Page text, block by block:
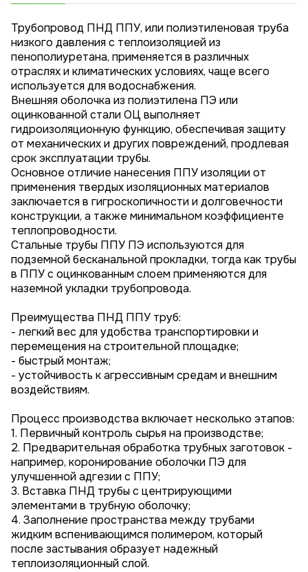
Трубопровод ПНД ППУ, или полиэтиленовая труба
низкого давления с теплоизоляцией из
пенополиуретана, применяется в различных
отраслях и климатических условиях, чаще всего
используется для водоснабжения.
Внешняя оболочка из полиэтилена ПЭ или
оцинкованной стали ОЦ выполняет
гидроизоляционную функцию, обеспечивая защиту
от механических и других повреждений, продлевая
срок эксплуатации трубы.
Основное отличие нанесения ППУ изоляции от
применения твердых изоляционных материалов
заключается в гигроскопичности и долговечности
конструкции, а также минимальном коэффициенте
теплопроводности.
Стальные трубы ППУ ПЭ используются для
подземной бесканальной прокладки, тогда как трубы
в ППУ с оцинкованным слоем применяются для
наземной укладки трубопровода.
Преимущества ПНД ППУ труб:
- легкий вес для удобства транспортировки и
перемещения на строительной площадке;
- быстрый монтаж;
- устойчивость к агрессивным средам и внешним
воздействиям.
Процесс производства включает несколько этапов:
1. Первичный контроль сырья на производстве;
2. Предварительная обработка трубных заготовок -
например, коронирование оболочки ПЭ для
улучшенной адгезии с ППУ;
3. Вставка ПНД трубы с центрирующими
элементами в трубную оболочку;
4. Заполнение пространства между трубами
жидким вспенивающимся полимером, который
после застывания образует надежный
теплоизоляционный слой.